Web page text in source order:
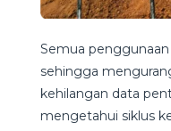
Semua
sehingga
kehilangan data
mengetahui siklus